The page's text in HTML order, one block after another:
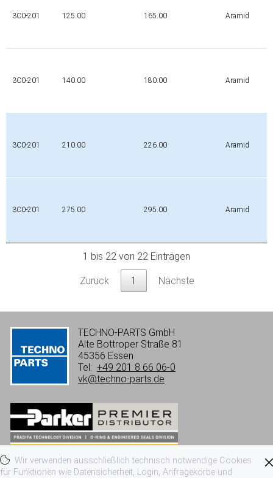
Wir verwenden ausschließlich technisch notwendige Cookies
für Funktionen wie Datensicherheit, Login, Anfragekörbe und
3C0-201 125.00 165.00 Aramid
3C0-201 140.00 180.00 Aramid
3C0-201 210.00 226.00 Aramid
3C0-201 275.00 295.00 Aramid
1 bis 22 von 22 Einträgen
Zurück 1 Nächste
TECHNO-PARTS GmbH
Alte Bottroper Straße 81
45356 Essen
Tel: +49 201 8 66 06-0
vk@techno-parts.de
Impressum Datenschutzerklärung